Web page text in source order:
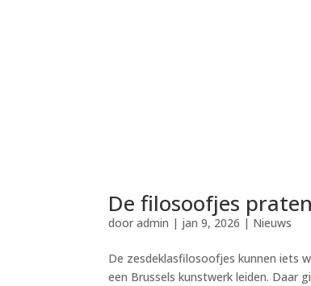
De filosoofjes
dooradmin | jan 9, 2026 | Nieuws
De zesdeklasfilosoofjes kunnen iets
een Brussels kunstwerk leiden. Daar